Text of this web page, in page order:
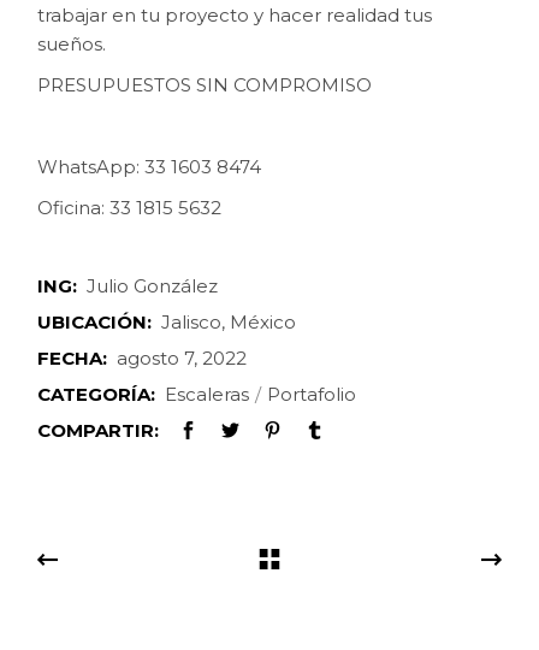
trabajar en tu proyecto y hacer realidad tus
sueños.
PRESUPUESTOS SIN COMPROMISO
WhatsApp: 33 1603 8474
Oficina: 33 1815 5632
ING: Julio González
UBICACIÓN: Jalisco, México
FECHA: agosto 7, 2022
CATEGORÍA: Escaleras
Portafolio
COMPARTIR: